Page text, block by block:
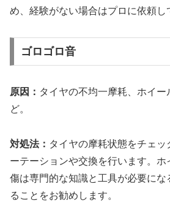
め、経験がない場合はプロに依頼し
ゴロゴロ音
原因： タイヤの不均一摩耗、ホイ
ど。
対処法： タイヤの摩耗状態をチェッ
ーテーションや交換を行います。
傷は専門的な知識と工具が必要にな
ることをお勧めします。